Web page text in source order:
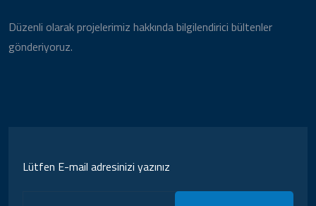
Düzenli olarak projelerimiz hakkında bilgilendirici bültenler
gönderiyoruz.
Lütfen E-mail adresinizi yazınız